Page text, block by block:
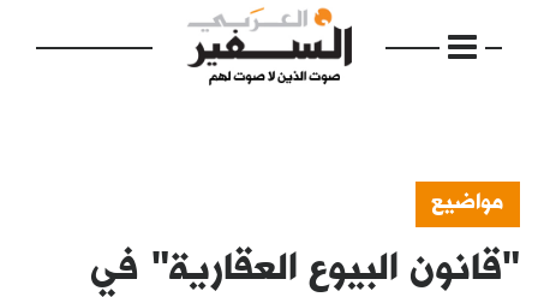
الرئيسية
مواضيع
"قانون البيوع العقارية" في